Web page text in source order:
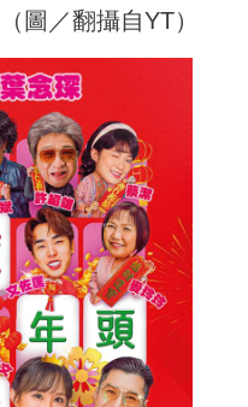
圖／翻攝自YT）